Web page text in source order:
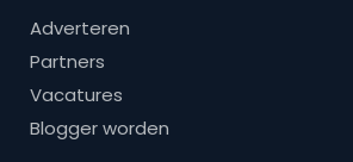
Adverteren
Partners
Vacatures
Blogger worden